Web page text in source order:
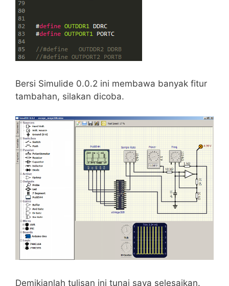
Bersi Simulide 0.0.2 ini membawa banyak fitur
tambahan, silakan dicoba.
Demikianlah tulisan ini tunai saya selesaikan.